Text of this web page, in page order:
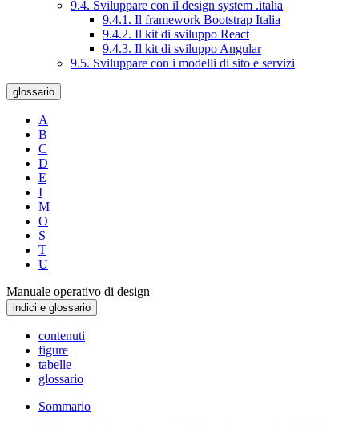
9.4. Sviluppare con il design system .italia
9.4.1. Il framework Bootstrap Italia
9.4.2. Il kit di sviluppo React
9.4.3. Il kit di sviluppo Angular
9.5. Sviluppare con i modelli di sito e servizi
glossario
A
B
C
D
E
I
M
O
S
T
U
Manuale operativo di design
indici e glossario
contenuti
figure
tabelle
glossario
Sommario